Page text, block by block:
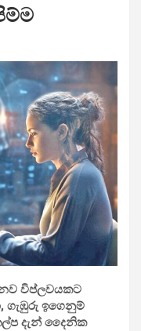
විප්ලවයකට
ගැඹුරු ඉගෙනුම්
දැන් දෛනික